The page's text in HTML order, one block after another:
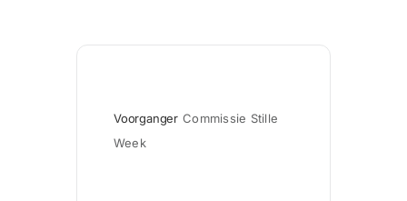
Voorganger Commissie Stille
Week